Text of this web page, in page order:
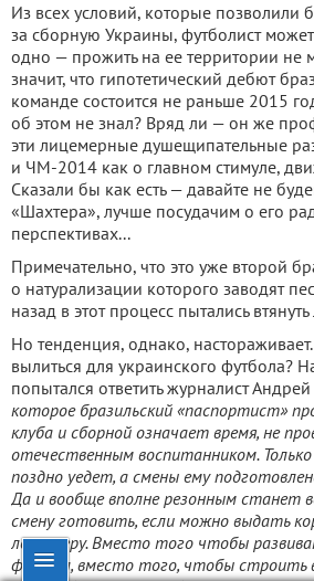
Из всех условий, которые позволили
за сборную Украины, футболист
одно — прожить на ее территории не
значит, что гипотетический дебют
команде состоится не раньше 2015
об этом не знал? Вряд ли — он же
эти лицемерные душещипательные
и ЧМ-2014 как о главном стимуле,
Сказали бы как есть — давайте не
«Шахтера», лучше посудачим о его
перспективах...
Примечательно, что это уже второй
о натурализации которого заводят
назад в этот процесс пытались
Но тенденция, однако,
вылиться для украинского футбола?
попытался ответить журналист
которое бразильский «паспортист»
клуба и сборной означает время, не
отечественным воспитанником.
поздно уедет, а смены ему
Да и вообще вполне резонным станет
смену готовить, если можно выдать
легионеру. Вместо того чтобы
футбол, вместо того, чтобы строить